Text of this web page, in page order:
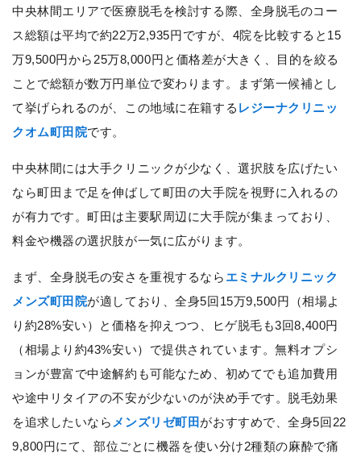
中央林間エリアで医療脱毛を検討する際、全身脱毛のコー
ス総額は平均で約22万2,935円ですが、4院を比較すると15
万9,500円から25万8,000円と価格差が大きく、目的を絞る
ことで総額が数万円単位で変わります。まず第一候補とし
て挙げられるのが、この地域に在籍する レジーナクリニッ
クオム町田院です。
中央林間には大手クリニックが少なく、選択肢を広げたい
なら町田まで足を伸ばして町田の大手院を視野に入れるの
が有力です。町田は主要駅周辺に大手院が集まっており、
料金や機器の選択肢が一気に広がります。
まず、全身脱毛の安さを重視するなら エミナルクリニック
メンズ町田院が適しており、全身5回15万9,500円（相場よ
り約28%安い）と価格を抑えつつ、ヒゲ脱毛も3回8,400円
（相場より約43%安い）で提供されています。無料オプシ
ョンが豊富で中途解約も可能なため、初めてでも追加費用
や途中リタイアの不安が少ないのが決め手です。脱毛効果
を追求したいなら メンズリゼ町田 がおすすめで、全身5回22
9,800円にて、部位ごとに機器を使い分け2種類の麻酔で痛